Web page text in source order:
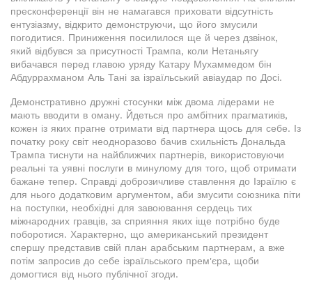
пресконференції він не намагався приховати відсутність
ентузіазму, відкрито демонструючи, що його змусили
погодитися. Приниження посилилося ще й через дзвінок,
який відбувся за присутності Трампа, коли Нетаньягу
вибачався перед главою уряду Катару Мухаммедом бін
Абдуррахманом Аль Тані за ізраїльський авіаудар по Досі.
Демонстративно дружні стосунки між двома лідерами не
мають вводити в оману. Йдеться про амбітних прагматиків,
кожен із яких прагне отримати від партнера щось для себе. Із
початку року світ неодноразово бачив схильність Дональда
Трампа тиснути на найближчих партнерів, використовуючи
реальні та уявні послуги в минулому для того, щоб отримати
бажане тепер. Справді доброзичливе ставлення до Ізраїлю є
для нього додатковим аргументом, аби змусити союзника піти
на поступки, необхідні для завоювання сердець тих
міжнародних гравців, за сприяння яких іще потрібно буде
поборотися. Характерно, що американський президент
спершу представив свій план арабським партнерам, а вже
потім запросив до себе ізраїльського прем'єра, щоби
домогтися від нього публічної згоди.